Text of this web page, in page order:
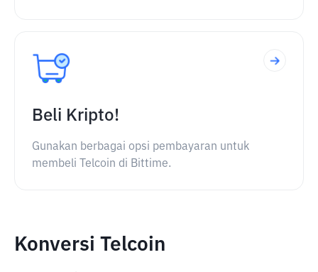
Beli Kripto!
Gunakan berbagai opsi pembayaran untuk
membeli Telcoin di Bittime.
Konversi Telcoin